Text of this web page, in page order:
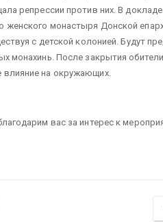
репрессии против них. В
монастыря Донской
с детской колонией. Будут
монахинь. После закрытия
на окружающих.
вас за интерес к